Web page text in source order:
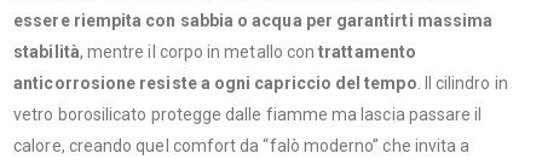
essere riempita con sabbia o acqua per garantirti massima
stabilità, mentre il corpo in metallo contrattamento
anticorrosione resiste a ogni capriccio del tempo . Il cilindro in
vetro borosilicato protegge dalle fiamme ma lascia passare il
calore, creando quel comfort da “falò moderno” che invita a